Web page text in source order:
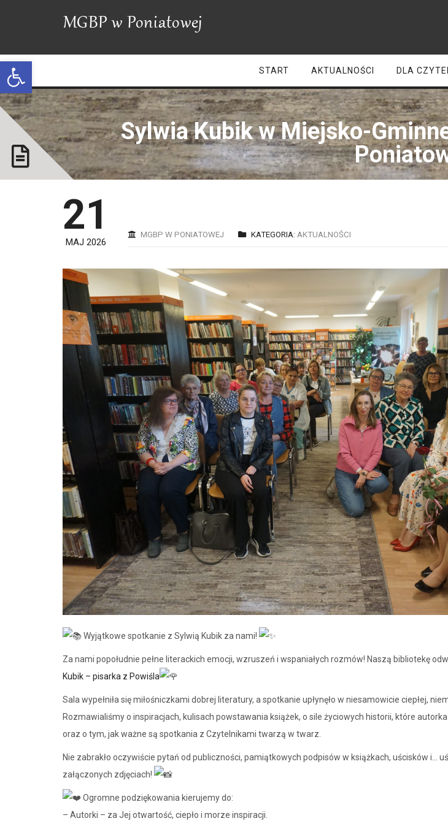
Open toolbar START AKTUALNOŚCI DLA
Sylwia Kubik w Miejsko-
21
MAJ 2026
MGBP W PONIATOWEJ KATEGORIA: AKTUALNOŚCI
Wyjątkowe spotkanie z Sylwią Kubik za nami!
Za nami popołudnie pełne literackich emocji, wzruszeń i wspaniałych rozmów! Naszą bibliotekę
Kubik – pisarka z Powiśla
Sala wypełniła się miłośniczkami dobrej literatury, a spotkanie upłynęło w niesamowicie ciepłej,
Rozmawialiśmy o inspiracjach, kulisach powstawania książek, o sile życiowych historii, które
oraz o tym, jak ważne są spotkania z Czytelnikami twarzą w twarz.
Nie zabrakło oczywiście pytań od publiczności, pamiątkowych podpisów w książkach, uścisków i…
załączonych zdjęciach!
Ogromne podziękowania kierujemy do:
– Autorki – za Jej otwartość, ciepło i morze inspiracji.